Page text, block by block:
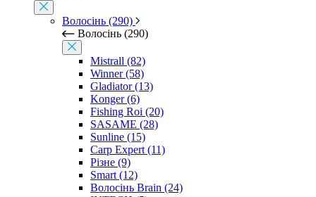
Волосінь (290)
Волосінь (290)
Mistrall (82)
Winner (58)
Gladiator (13)
Konger (6)
Fishing Roi (20)
SASAME (28)
Sunline (15)
Carp Expert (11)
Різне (9)
Smart (12)
Волосінь Brain (24)